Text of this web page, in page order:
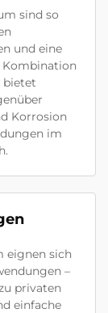
sind so
und eine
Kombination
bietet
Korrosion
im
eignen sich
–
privaten
einfache